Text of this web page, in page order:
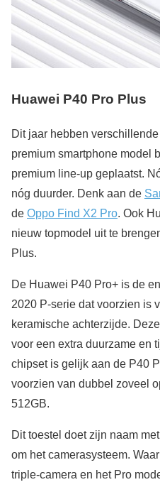
Huawei P40 Pro Plus
Dit jaar hebben
premium smartphone model
premium line-up geplaatst.
nóg duurder. Denk aan de
de Oppo Find X2 Pro. Ook
nieuw topmodel uit te
Plus.
De Huawei P40 Pro+ is de
2020 P-serie dat voorzien is
keramische achterzijde.
voor een extra duurzame en
chipset is gelijk aan de P40
voorzien van dubbel zoveel
512GB.
Dit toestel doet zijn naam
om het camerasysteem.
triple-camera en het Pro